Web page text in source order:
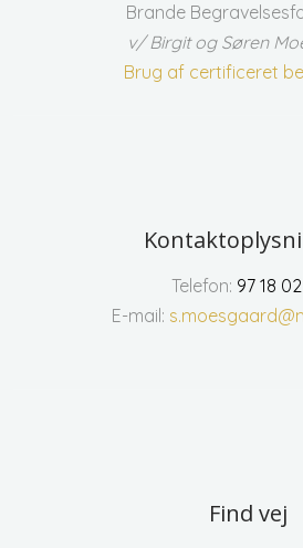
Brande
v/ Birgit og Søren
Brug af certificeret
Telefon: 97 18
E-mail:
Find vej